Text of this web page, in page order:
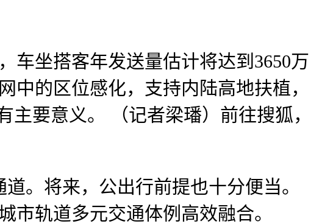
坐搭客年发送量估计将达到3650万
中的区位感化，支持内陆高地扶植，
要意义。 （记者梁璠）前往搜狐，
。将来，公出行前提也十分便当。
市轨道多元交通体例高效融合。